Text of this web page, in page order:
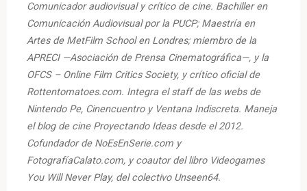
Comunicador audiovisual y crítico de cine. Bachiller en
Comunicación Audiovisual por la PUCP; Maestría en
Artes de MetFilm School en Londres; miembro de la
APRECI —Asociación de Prensa Cinematográfica—, y la
OFCS – Online Film Critics Society, y crítico oficial de
Rottentomatoes.com. Integra el staff de las webs de
Nintendo Pe, Cinencuentro y Ventana Indiscreta. Maneja
el blog de cine Proyectando Ideas desde el 2012.
Cofundador de NoEsEnSerie.com y
FotografíaCalato.com, y coautor del libro Videogames
You Will Never Play, del colectivo Unseen64.